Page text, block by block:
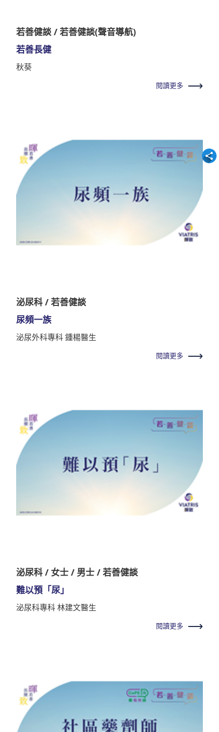
若善健談 / 若善健談(聲音導航)
若善長健
秋葵
閱讀更多
泌尿科 / 若善健談
尿頻一族
泌尿外科專科 鍾楊醫生
閱讀更多
泌尿科 / 女士 / 男士 / 若善健談
難以預「尿」
泌尿科專科 林建文醫生
閱讀更多